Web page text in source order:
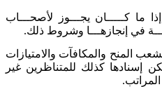
ما كـــــان يجـــوز لأصحـــاب
في إنجازهـــا وشروط ذلك.
المنح والمكافآت والامتيازات
إسنادها كذلك للمتناظرين غير
.